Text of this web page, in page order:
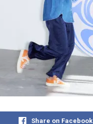
Share on Facebook